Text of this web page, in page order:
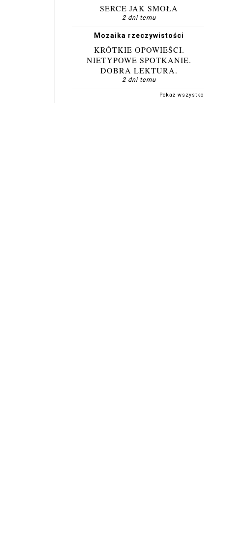
SERCE JAK SMOŁA
2 dni temu
Mozaika rzeczywistości
KRÓTKIE OPOWIEŚCI.
NIETYPOWE SPOTKANIE.
DOBRA LEKTURA.
2 dni temu
Pokaż wszystko